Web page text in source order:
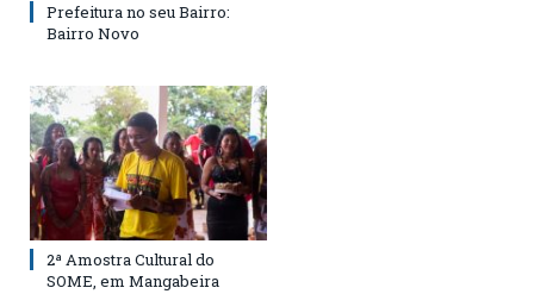
Prefeitura no seu Bairro:
Bairro Novo
2ª Amostra Cultural do
SOME, em Mangabeira